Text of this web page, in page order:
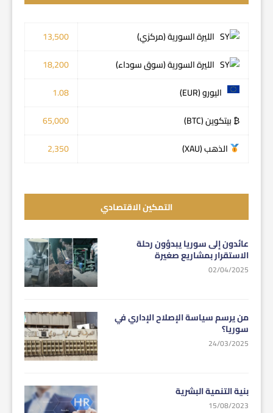
الليرة السورية (مركزي)
13,500
الليرة السورية (سوق سوداء)
18,200
اليورو (EUR)
1.08
₿ بيتكوين (BTC)
65,000
الذهب (XAU)
2,350
التمكين الاقتصادي
عائدون إلى سوريا يبدؤون رحلة
الاستقرار بمشاريع صغيرة
02/04/2025
من يرسم سياسة الإصلاح الإداري في
سوريا؟
24/03/2025
بنية التنمية البشرية
15/08/2023